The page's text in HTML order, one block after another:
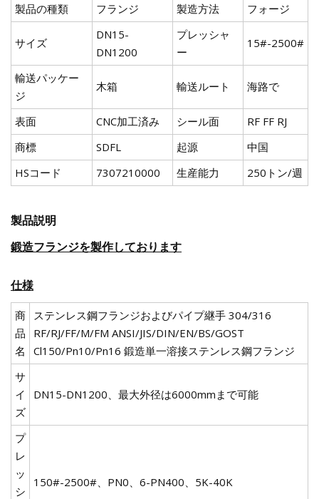
製品の種類 フランジ 製造方法 フォージ
サイズ
DN15-
DN1200
プレッシャ
ー
15#-2500#
輸送パッケー
ジ
木箱 輸送ルート 海路で
表面 CNC加工済み シール面
RF FF RJ
商標
SDFL 起源
中国
HSコード
7307210000 生産能力 250トン/週
製品説明
鍛造フランジを製作しております
仕様
商
品
名
ステンレス鋼フランジおよびパイプ継手 304/316
RF/RJ/FF/M/FM ANSI/JIS/DIN/EN/BS/GOST
Cl150/Pn10/Pn16 鍛造単一溶接ステンレス鋼フランジ
サ
イ
ズ
DN15-DN1200、最大外径は6000mmまで可能
プ
レ
ッ
シ
150#-2500#、PN0、6-PN400、5K-40K